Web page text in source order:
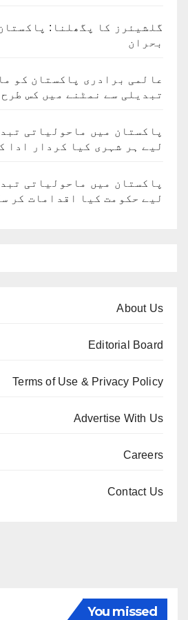
گلشیئرز کا پگھلنا:
بحران
عالمی برادری پاکستان کو
تبدیلی سے نمٹنے میں کس
پاکستان میں ماحولیاتی
لیے ہر شہری کیا کردار ادا
پاکستان میں ماحولیاتی
لیے حکومت کیا اقدامات کر
About Us
Editorial Board
Terms of Use & Privacy Policy
Advertise With Us
Careers
Contact Us
You missed